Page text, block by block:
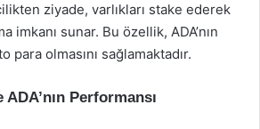
ziyade, varlıkları stake ederek
imkanı sunar. Bu özellik, ADA’nın
olmasını sağlamaktadır.
Performansı